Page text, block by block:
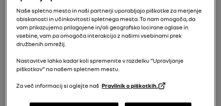
Raziskaj Navodilo Svetila za opozorilo vodnik v PDF
Novi Renault Clio
Vzdrževanje
Dodaj med priljubljene
Deljenje
Naše spletno mesto in naši partnerji uporabljajo piškotke za merjenje
obiskanosti in učinkovitosti spletnega mesta. To nam omogoča, da
vam prikazujemo prilagojene in/ali geografsko locirane oglase in
vsebine, vam pa omogoča interakcijo z našimi vsebinami prek
družbenih omrežij.
Nastavitve lahko kadar koli spremenite v razdelku “Upravljanje
piškotkov” na našem spletnem mestu.
Za več informacij si oglejte naš Pravilnik o piškotkih.